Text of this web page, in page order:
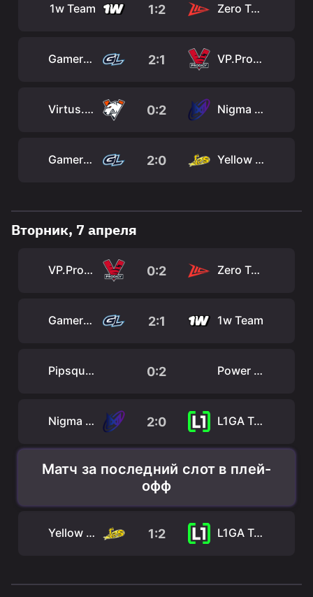
1w Team 1:2 Zero Tenacity
GamerLegion 2:1 VP.Prodigy
Virtus.pro 0:2 Nigma Galaxy
GamerLegion 2:0 Yellow Submarine
Вторник, 7 апреля
VP.Prodigy 0:2 Zero Tenacity
GamerLegion 2:1 1w Team
Pipsqueak+4 0:2 Power Rangers
Nigma Galaxy 2:0 L1GA Team
Матч за последний слот в плей-
офф
Yellow Submarine 1:2 L1GA Team